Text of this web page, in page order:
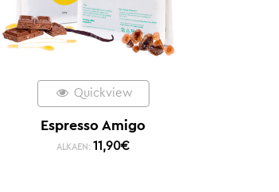
Quickview
Espresso Amigo
ALKAEN: 11,90€